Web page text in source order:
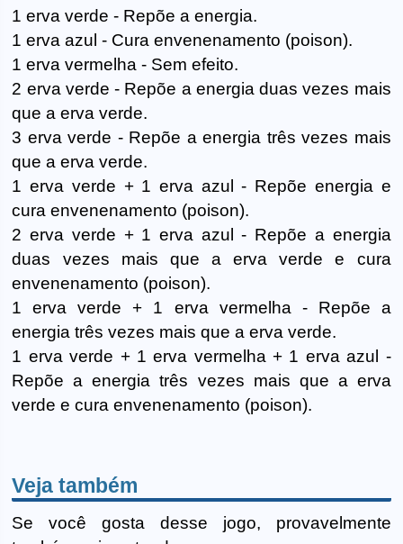
1 erva verde - Repõe a energia.
1 erva azul - Cura envenenamento (poison).
1 erva vermelha - Sem efeito.
2 erva verde - Repõe a energia duas vezes mais
que a erva verde.
3 erva verde - Repõe a energia três vezes mais
que a erva verde.
1 erva verde + 1 erva azul - Repõe energia e
cura envenenamento (poison).
2 erva verde + 1 erva azul - Repõe a energia
duas vezes mais que a erva verde e cura
envenenamento (poison).
1 erva verde + 1 erva vermelha - Repõe a
energia três vezes mais que a erva verde.
1 erva verde + 1 erva vermelha + 1 erva azul -
Repõe a energia três vezes mais que a erva
verde e cura envenenamento (poison).
Veja também
Se você gosta desse jogo, provavelmente